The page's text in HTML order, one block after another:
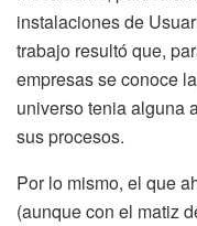
instalaciones de
trabajo resultó que,
empresas se conoce
universo tenia alguna
sus procesos.
Por lo mismo, el que
(aunque con el matiz